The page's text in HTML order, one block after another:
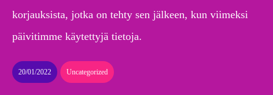
korjauksista, jotka on tehty sen jälkeen, kun viimeksi
päivitimme käytettyjä tietoja.
20/01/2022 Uncategorized